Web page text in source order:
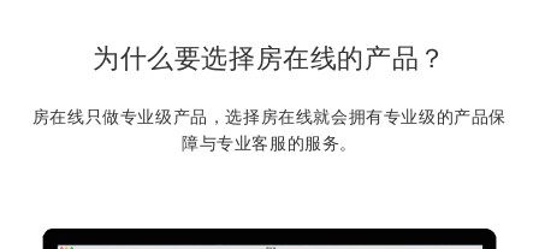
为什么要选择房在线的产品？
房在线只做专业级产品，选择房在线就会拥有专业级的产品保
障与专业客服的服务。